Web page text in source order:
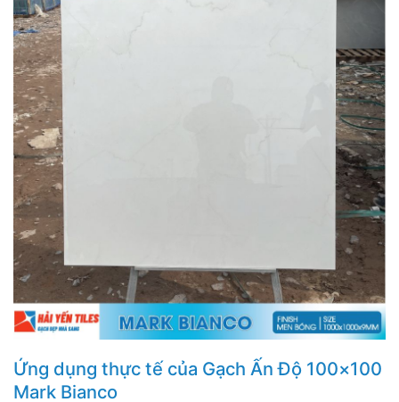
Ứng dụng thực tế của Gạch Ấn Độ 100×100
Mark Bianco